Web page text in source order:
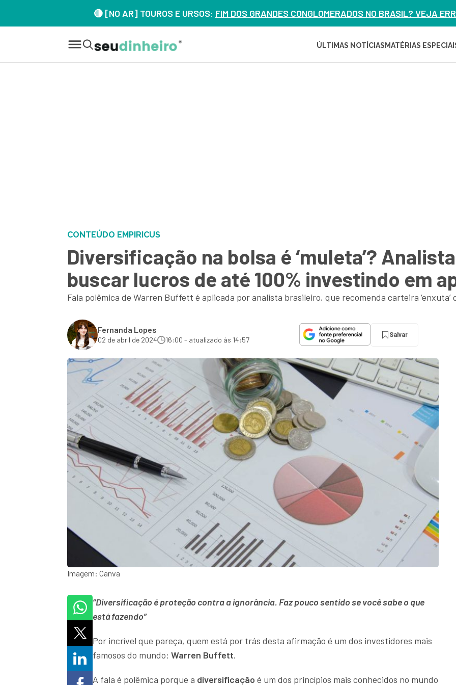
🔴 [NO AR] TOUROS E URSOS: FIM DOS GRANDES CONGLOMERADOS NO BRASIL? VEJA
ÚLTIMAS NOTÍCIAS MATÉRIAS
CONTEÚDO EMPIRICUS
Diversificação na bolsa é ‘muleta’?
buscar lucros de até 100% investindo em
Fala polêmica de Warren Buffett é aplicada por analista brasileiro, que recomenda carteira ‘enxuta’
Fernanda Lopes
02 de abril de 2024 16:00 - atualizado às 14:57
Salvar
Imagem: Canva
“Diversificação é proteção contra a ignorância. Faz pouco sentido se você sabe o que
está fazendo”
Por incrível que pareça, quem está por trás desta afirmação é um dos investidores mais
famosos do mundo: Warren Buffett.
A fala é polêmica porque a diversificação é um dos princípios mais conhecidos no mundo